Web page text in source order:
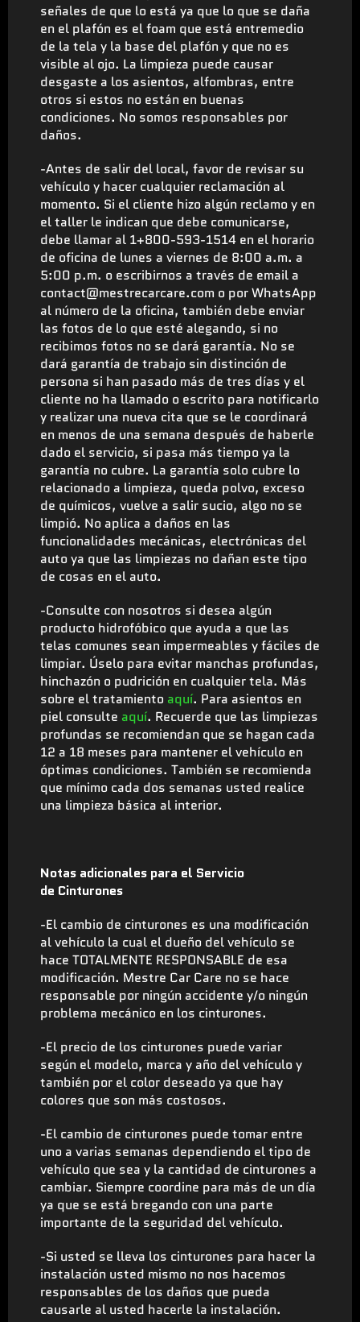
señales de que lo está ya que lo que se daña
en el plafón es el foam que está entremedio
de la tela y la base del plafón y que no es
visible al ojo. La limpieza puede causar
desgaste a los asientos, alfombras, entre
otros si estos no están en buenas
condiciones. No somos responsables por
daños.
-Antes de salir del local, favor de revisar su
vehículo y hacer cualquier reclamación al
momento. Si el cliente hizo algún reclamo y en
el taller le indican que debe comunicarse,
debe llamar al 1+800-593-1514 en el horario
de oficina de lunes a viernes de 8:00 a.m. a
5:00 p.m. o escribirnos a través de email a
contact@mestrecarcare.com o por WhatsApp
al número de la oficina, también debe enviar
las fotos de lo que esté alegando, si no
recibimos fotos no se dará garantía. No se
dará garantía de trabajo sin distinción de
persona si han pasado más de tres días y el
cliente no ha llamado o escrito para notificarlo
y realizar una nueva cita que se le coordinará
en menos de una semana después de haberle
dado el servicio, si pasa más tiempo ya la
garantía no cubre. La garantía solo cubre lo
relacionado a limpieza, queda polvo, exceso
de químicos, vuelve a salir sucio, algo no se
limpió. No aplica a daños en las
funcionalidades mecánicas, electrónicas del
auto ya que las limpiezas no dañan este tipo
de cosas en el auto.
-Consulte con nosotros si desea algún
producto hidrofóbico que ayuda a que las
telas comunes sean impermeables y fáciles de
limpiar. Úselo para evitar manchas profundas,
hinchazón o pudrición en cualquier tela. Más
sobre el tratamiento aquí. Para asientos en
piel consulte aquí. Recuerde que las limpiezas
profundas se recomiendan que se hagan cada
12 a 18 meses para mantener el vehículo en
óptimas condiciones. También se recomienda
que mínimo cada dos semanas usted realice
una limpieza básica al interior.
Notas adicionales para el Servicio
de Cinturones
-El cambio de cinturones es una modificación
al vehículo la cual el dueño del vehículo se
hace TOTALMENTE RESPONSABLE de esa
modificación. Mestre Car Care no se hace
responsable por ningún accidente y/o ningún
problema mecánico en los cinturones.
-El precio de los cinturones puede variar
según el modelo, marca y año del vehículo y
también por el color deseado ya que hay
colores que son más costosos.
-El cambio de cinturones puede tomar entre
uno a varias semanas dependiendo el tipo de
vehículo que sea y la cantidad de cinturones a
cambiar. Siempre coordine para más de un día
ya que se está bregando con una parte
importante de la seguridad del vehículo.
-Si usted se lleva los cinturones para hacer la
instalación usted mismo no nos hacemos
responsables de los daños que pueda
causarle al usted hacerle la instalación.